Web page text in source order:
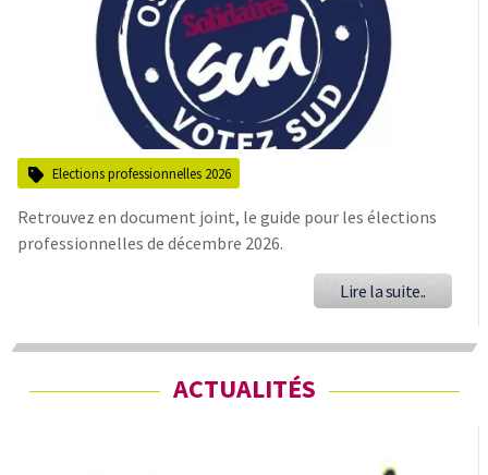
Elections professionnelles 2026
Retrouvez en document joint, le guide pour les élections
professionnelles de décembre 2026.
Lire la suite..
ACTUALITÉS